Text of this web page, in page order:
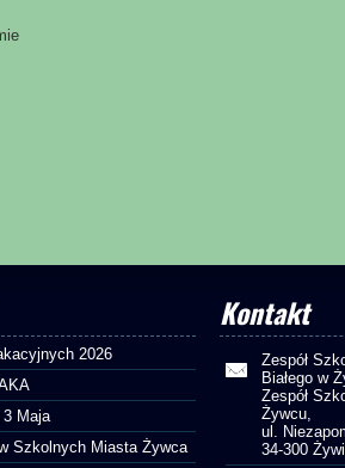
2026
Maja
Szkolnych Miasta Żywca
Kontakt
Zespół
Białego w
Zespół
Żywcu,
ul.
34-300